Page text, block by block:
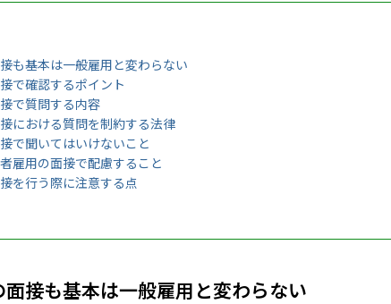
も基本は一般雇用と変わらない
で確認するポイント
で質問する内容
における質問を制約する法律
で聞いてはいけないこと
雇用の面接で配慮すること
を行う際に注意する点
面接も基本は一般雇用と変わらない